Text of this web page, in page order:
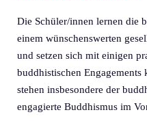
Die Schüler/innen lernen die
einem wünschenswerten
und setzen sich mit einigen
buddhistischen Engagements
stehen insbesondere der
engagierte Buddhismus im